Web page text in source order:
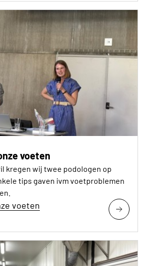
voeten
kregen wij twee podologen op
tips gaven ivm voetproblemen
voeten